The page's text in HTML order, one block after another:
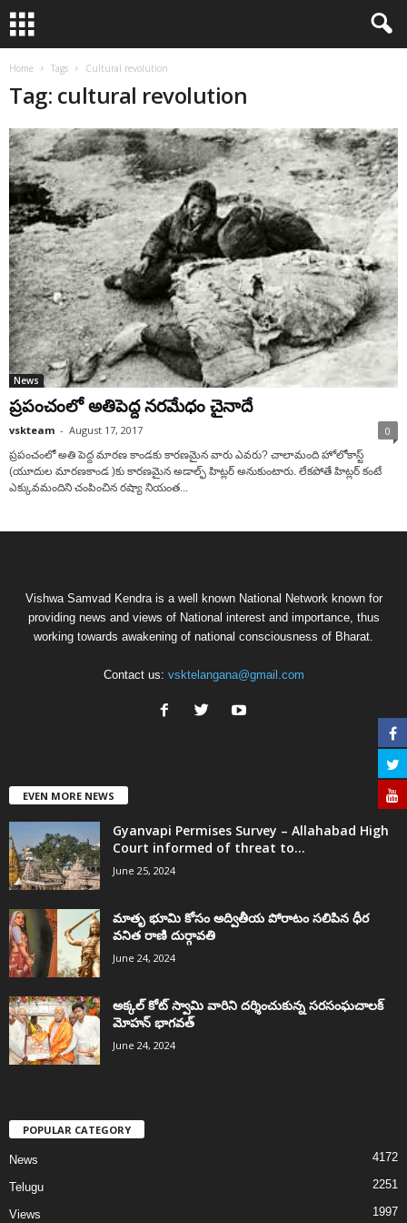
Home Tags Cultural revolution
Tag: cultural revolution
News
ప్రపంచంలో అతిపెద్ద నరమేధం చైనాదే
vskteam - August 17, 2017 0
ప్రపంచంలో అతి పెద్ద మారణ కాండకు కారణమైన వారు ఎవరు? చాలామంది హోలోకాస్ట్
(యూదుల మారణకాండ )కు కారణమైన అడాల్ఫ్ హిట్లర్ అనుకుంటారు. లేకపోతే హిట్లర్ కంటే
ఎక్కువమందిని చంపించిన రష్యా నియంత...
Vishwa Samvad Kendra is a well known National Network known for
providing news and views of National interest and importance, thus
working towards awakening of national consciousness of Bharat.
Contact us: vsktelangana@gmail.com
EVEN MORE NEWS
Gyanvapi Permises Survey – Allahabad High
Court informed of threat to...
June 25, 2024
మాతృ భూమి కోసం అద్వితీయ పోరాటం సలిపిన ధీర
వనిత రాణి దుర్గావతి
June 24, 2024
అక్కల్‌ కోట్‌ స్వామి వారిని దర్శించుకున్న సరసంఘచాలక్
మోహన్ భాగవత్
June 24, 2024
POPULAR CATEGORY
News 4172
Telugu 2251
Views 1997